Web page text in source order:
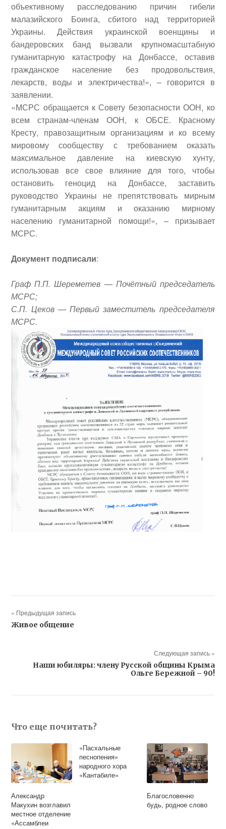
объективному расследованию причин гибели
малазийского Боинга, сбитого над территорией
Украины. Действия украинской военщины и
бандеровских банд вызвали крупномасштабную
гуманитарную катастрофу на Донбассе, оставив
гражданское население без продовольствия,
лекарств, воды и электричества!», – говорится в
заявлении.
«МСРС обращается к Совету безопасности ООН, ко
всем странам-членам ООН, к ОБСЕ. Красному
Кресту, правозащитным организациям и ко всему
мировому сообществу с требованием оказать
максимальное давление на киевскую хунту,
использовав все свое влияние для того, чтобы
остановить геноцид на Донбассе, заставить
руководство Украины не препятствовать мирным
гуманитарным акциям и оказанию мирному
населению гуманитарной помощи!», – призывает
МСРС.
Документ подписали:
Граф П.П. Шереметев — Почётный председатель
МСРС;
С.П. Цеков — Первый заместитель председателя
МСРС.
« Предыдущая запись
Живое общение
Следующая запись »
Наши юбиляры: члену Русской общины Крыма
Ольге Бережной – 90!
Что еще почитать?
Александр
Макухин возглавил
местное отделение
«Ассамблеи
«Пасхальные
песнопения»
народного хора
«Кантабиле»
Благословенно
будь, родное слово